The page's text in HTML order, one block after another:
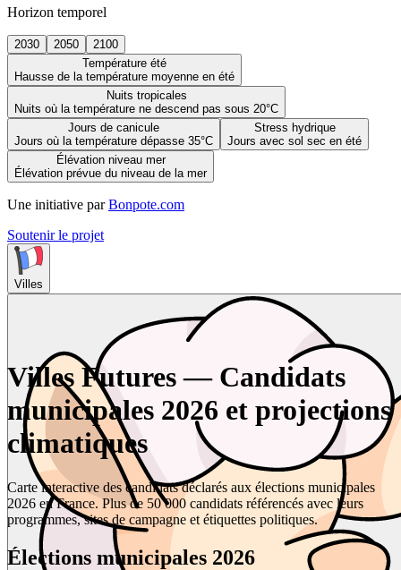
Horizon temporel
2030 2050
2100
Température été
Hausse de la température moyenne en été
Nuits tropicales
Nuits où la température ne descend pas sous 20°C
Jours de canicule
Jours où la température dépasse 35°C
Stress hydrique
Jours avec sol sec en été
Élévation niveau mer
Élévation prévue du niveau de la mer
Une initiative par Bonpote.com
Soutenir le projet
Villes
Villes Futures — Candidats
municipales 2026 et projections
climatiques
Carte interactive des candidats déclarés aux élections municipales
2026 en France. Plus de 50 000 candidats référencés avec leurs
programmes, sites de campagne et étiquettes politiques.
Élections municipales 2026